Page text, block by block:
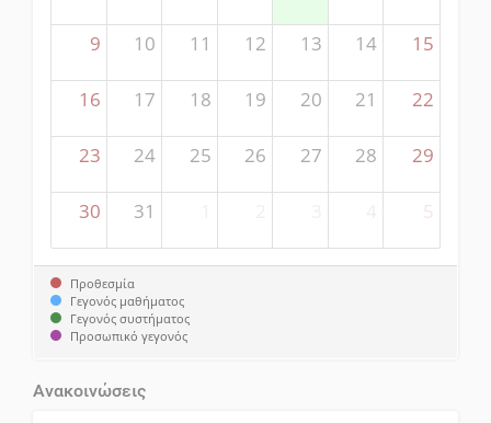
9 10 11 12 13 14 15
16 17 18 19 20 21 22
23 24 25 26 27 28 29
30 31 5
Προθεσμία
Γεγονός μαθήματος
Γεγονός συστήματος
Προσωπικό γεγονός
Ανακοινώσεις